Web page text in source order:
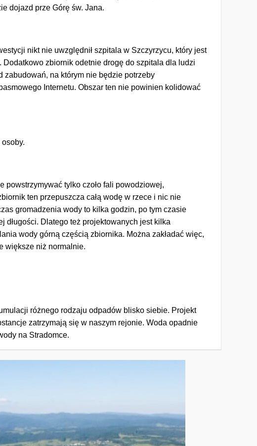
dojazd prze Górę św. Jana.
nikt nie uwzględnił szpitala w Szczyrzycu, który jest
zbiornik odetnie drogę do szpitala dla ludzi
zabudowań, na którym nie będzie potrzeby
Internetu. Obszar ten nie powinien kolidować
powstrzymywać tylko czoło fali powodziowej,
ten przepuszcza całą wodę w rzece i nic nie
gromadzenia wody to kilka godzin, po tym czasie
długości. Dlatego też projektowanych jest kilka
wody górną częścią zbiornika. Można zakładać więc,
większe niż normalnie.
różnego rodzaju odpadów blisko siebie. Projekt
zatrzymają się w naszym rejonie. Woda opadnie
na Stradomce.